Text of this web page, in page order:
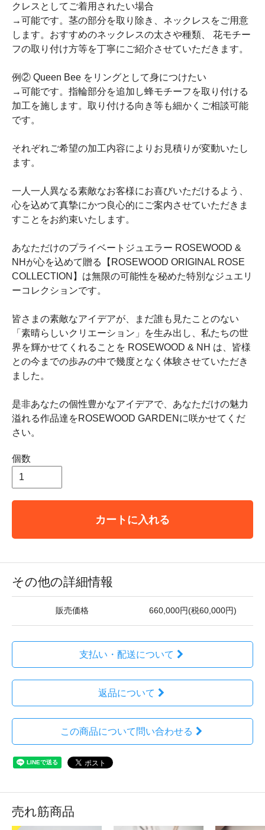
クレスとしてご着用されたい場合
→可能です。茎の部分を取り除き、ネックレスをご用意
します。おすすめのネックレスの太さや種類、 花モチー
フの取り付け方等を丁寧にご紹介させていただきます。
例② Queen Bee をリングとして身につけたい
→可能です。指輪部分を追加し蜂モチーフを取り付ける
加工を施します。取り付ける向き等も細かくご相談可能
です。
それぞれご希望の加工内容によりお見積りが変動いたし
ます。
一人一人異なる素敵なお客様にお喜びいただけるよう、
心を込めて真摯にかつ良心的にご案内させていただきま
すことをお約束いたします。
あなただけのプライベートジュエラー ROSEWOOD &
NHが心を込めて贈る【ROSEWOOD ORIGINAL ROSE
COLLECTION】は無限の可能性を秘めた特別なジュエリ
ーコレクションです。
皆さまの素敵なアイデアが、まだ誰も見たことのない
「素晴らしいクリエーション」を生み出し、私たちの世
界を輝かせてくれることを ROSEWOOD & NH は、皆様
との今までの歩みの中で幾度となく体験させていただき
ました。
是非あなたの個性豊かなアイデアで、あなただけの魅力
溢れる作品達をROSEWOOD GARDENに咲かせてくだ
さい。
個数
カートに入れる
その他の詳細情報
販売価格 660,000円(税60,000円)
支払い・配送について
返品について
この商品について問い合わせる
売れ筋商品